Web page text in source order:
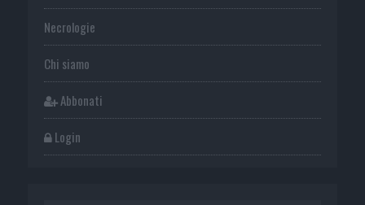
Necrologie
Chi siamo
Abbonati
Login